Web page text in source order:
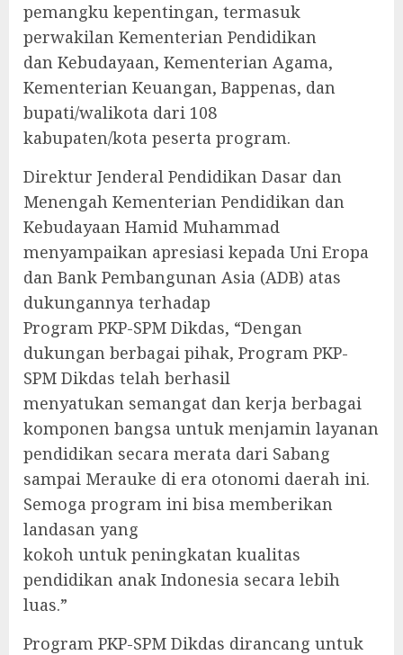
pemangku kepentingan, termasuk
perwakilan Kementerian Pendidikan
dan Kebudayaan, Kementerian Agama,
Kementerian Keuangan, Bappenas, dan
bupati/walikota dari 108
kabupaten/kota peserta program.
Direktur Jenderal Pendidikan Dasar dan
Menengah Kementerian Pendidikan dan
Kebudayaan Hamid Muhammad
menyampaikan apresiasi kepada Uni Eropa
dan Bank Pembangunan Asia (ADB) atas
dukungannya terhadap
Program PKP-SPM Dikdas, “Dengan
dukungan berbagai pihak, Program PKP-
SPM Dikdas telah berhasil
menyatukan semangat dan kerja berbagai
komponen bangsa untuk menjamin layanan
pendidikan secara merata dari Sabang
sampai Merauke di era otonomi daerah ini.
Semoga program ini bisa memberikan
landasan yang
kokoh untuk peningkatan kualitas
pendidikan anak Indonesia secara lebih
luas.”
Program PKP-SPM Dikdas dirancang untuk